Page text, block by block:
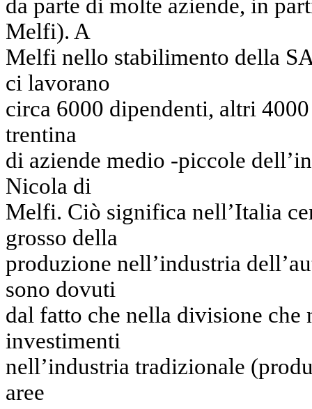
da parte di molte aziende, in
Melfi). A
Melfi nello stabilimento della
ci lavorano
circa 6000 dipendenti, altri
trentina
di aziende medio -piccole
Nicola di
Melfi. Ciò significa nell’Italia
grosso della
produzione nell’industria
sono dovuti
dal fatto che nella divisione
investimenti
nell’industria tradizionale
aree